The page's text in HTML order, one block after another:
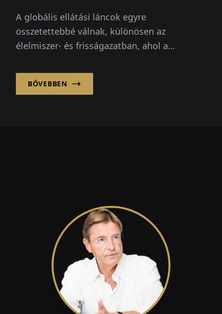
A globális ellátási láncok egyre
összetettebbé válnak, különösen az
élelmiszer- és frisságazatban, ahol a
megbízhatóság kritikus...
BŐVEBBEN